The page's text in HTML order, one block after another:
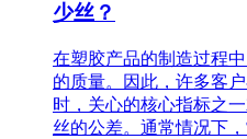
少丝？
在塑胶产品的制造过程
的质量。因此，许多客
时，关心的核心指标之
丝的公差。通常情况下